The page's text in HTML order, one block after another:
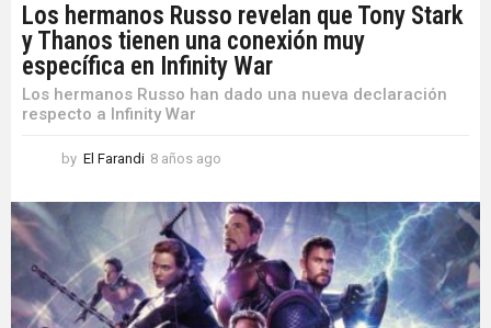
Los hermanos Russo revelan que Tony Stark
y Thanos tienen una conexión muy
específica en Infinity War
Los hermanos Russo han dado una nueva declaración
respecto a Infinity War
by El Farandi 8 años ago
ñ
o
s
a
g
o